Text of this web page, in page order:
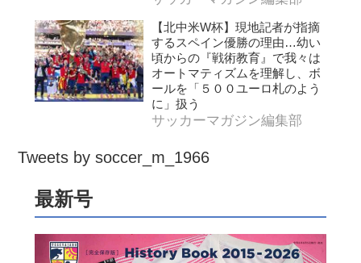
【北中米W杯】現地記者が指摘
するスペイン優勝の理由…幼い
頃からの『戦術教育』で我々は
オートマティズムを理解し、ボ
ールを「５００ユーロ札のよう
に」扱う
サッカーマガジン編集部
Tweets by soccer_m_1966
最新号